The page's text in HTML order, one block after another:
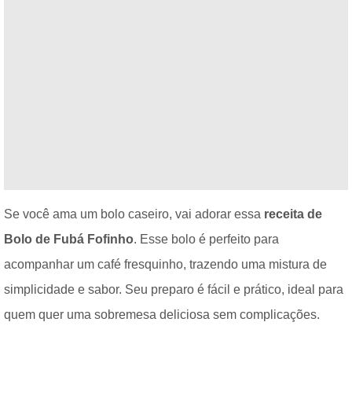
Se você ama um bolo caseiro, vai adorar essa receita de
Bolo de Fubá Fofinho. Esse bolo é perfeito para
acompanhar um café fresquinho, trazendo uma mistura de
simplicidade e sabor. Seu preparo é fácil e prático, ideal para
quem quer uma sobremesa deliciosa sem complicações.